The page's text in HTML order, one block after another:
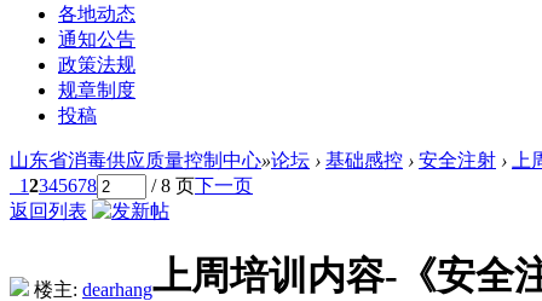
各地动态
通知公告
政策法规
规章制度
投稿
山东省消毒供应质量控制中心»论坛 › 基础感控 › 安全注射 ›
12345678 / 8 页下一页
返回列表
楼主: dearhang上周培训内容-《安全